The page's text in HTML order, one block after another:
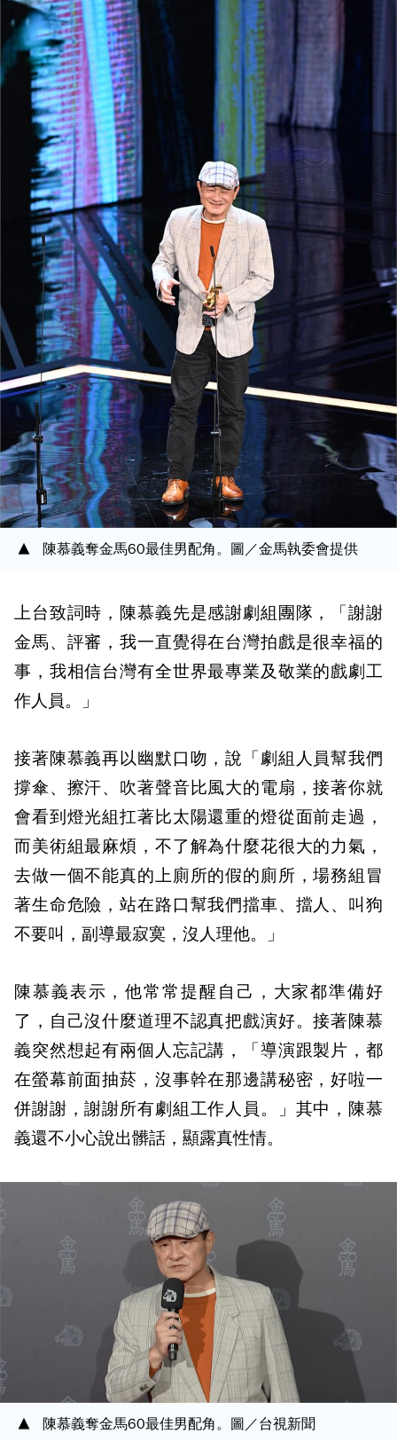
陳慕義奪金馬60最佳男配角。圖／金馬執委會提供
上台致詞時，陳慕義先是感謝劇組團隊，「謝謝
金馬、評審，我一直覺得在台灣拍戲是很幸福的
事，我相信台灣有全世界最專業及敬業的戲劇工
作人員。」
接著陳慕義再以幽默口吻，說「劇組人員幫我們
撐傘、擦汗、吹著聲音比風大的電扇，接著你就
會看到燈光組扛著比太陽還重的燈從面前走過，
而美術組最麻煩，不了解為什麼花很大的力氣，
去做一個不能真的上廁所的假的廁所，場務組冒
著生命危險，站在路口幫我們擋車、擋人、叫狗
不要叫，副導最寂寞，沒人理他。」
陳慕義表示，他常常提醒自己，大家都準備好
了，自己沒什麼道理不認真把戲演好。接著陳慕
義突然想起有兩個人忘記講，「導演跟製片，都
在螢幕前面抽菸，沒事幹在那邊講秘密，好啦一
併謝謝，謝謝所有劇組工作人員。」其中，陳慕
義還不小心說出髒話，顯露真性情。
陳慕義奪金馬60最佳男配角。圖／台視新聞